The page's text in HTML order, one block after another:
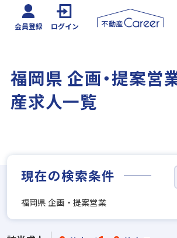
会員登録 ログイン
福岡県 企画・提案営
産求人一覧
現在の検索条件
福岡県 企画・提案営業